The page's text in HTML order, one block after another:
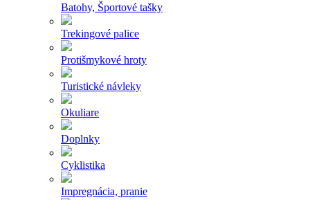
Batohy, Športové tašky
Trekingové palice
Protišmykové hroty
Turistické návleky
Okuliare
Doplnky
Cyklistika
Impregnácia, pranie